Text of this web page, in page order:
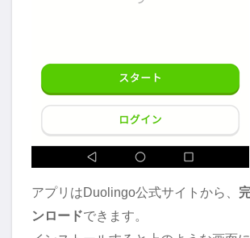
アプリはDuolingo公式サイトから、
ンロードできます。